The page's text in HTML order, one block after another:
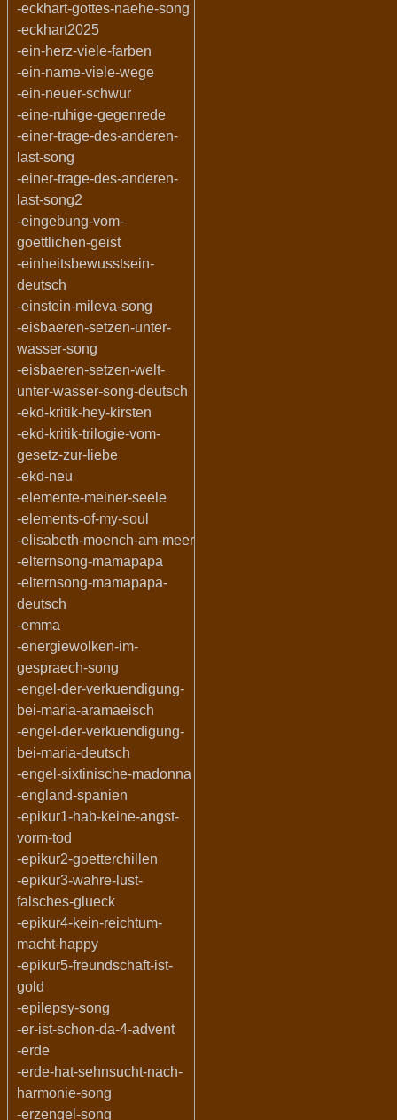
-eckhart-gottes-naehe-song
-eckhart2025
-ein-herz-viele-farben
-ein-name-viele-wege
-ein-neuer-schwur
-eine-ruhige-gegenrede
-einer-trage-des-anderen-
last-song
-einer-trage-des-anderen-
last-song2
-eingebung-vom-
goettlichen-geist
-einheitsbewusstsein-
deutsch
-einstein-mileva-song
-eisbaeren-setzen-unter-
wasser-song
-eisbaeren-setzen-welt-
unter-wasser-song-deutsch
-ekd-kritik-hey-kirsten
-ekd-kritik-trilogie-vom-
gesetz-zur-liebe
-ekd-neu
-elemente-meiner-seele
-elements-of-my-soul
-elisabeth-moench-am-meer
-elternsong-mamapapa
-elternsong-mamapapa-
deutsch
-emma
-energiewolken-im-
gespraech-song
-engel-der-verkuendigung-
bei-maria-aramaeisch
-engel-der-verkuendigung-
bei-maria-deutsch
-engel-sixtinische-madonna
-england-spanien
-epikur1-hab-keine-angst-
vorm-tod
-epikur2-goetterchillen
-epikur3-wahre-lust-
falsches-glueck
-epikur4-kein-reichtum-
macht-happy
-epikur5-freundschaft-ist-
gold
-epilepsy-song
-er-ist-schon-da-4-advent
-erde
-erde-hat-sehnsucht-nach-
harmonie-song
-erzengel-song